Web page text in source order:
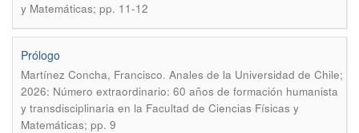
y Matemáticas; pp. 11-12
Prólogo
Martínez Concha, Francisco. Anales de la Universidad de Chile;
2026: Número extraordinario: 60 años de formación humanista
y transdisciplinaria en la Facultad de Ciencias Físicas y
Matemáticas; pp. 9